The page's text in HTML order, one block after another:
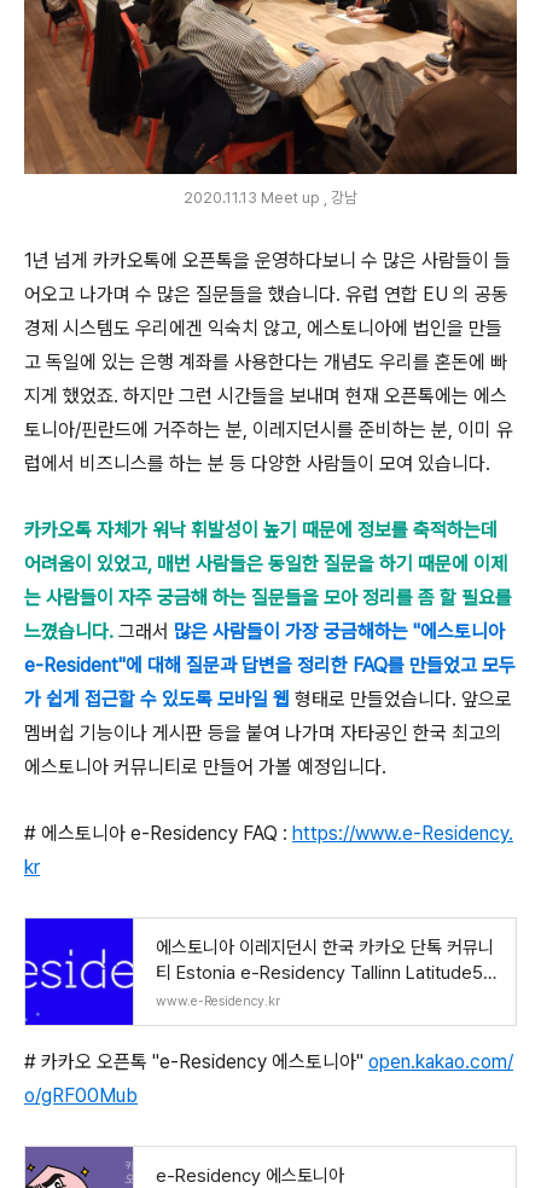
2020.11.13 Meet up , 강남
1년 넘게 카카오톡에 오픈톡을 운영하다보니 수 많은 사람들이 들
어오고 나가며 수 많은 질문들을 했습니다. 유럽 연합 EU 의 공동
경제 시스템도 우리에겐 익숙치 않고, 에스토니아에 법인을 만들
고 독일에 있는 은행 계좌를 사용한다는 개념도 우리를 혼돈에 빠
지게 했었죠. 하지만 그런 시간들을 보내며 현재 오픈톡에는 에스
토니아/핀란드에 거주하는 분, 이레지던시를 준비하는 분, 이미 유
럽에서 비즈니스를 하는 분 등 다양한 사람들이 모여 있습니다.
카카오톡 자체가 워낙 휘발성이 높기 때문에 정보를 축적하는데
어려움이 있었고, 매번 사람들은 동일한 질문을 하기 때문에 이제
는 사람들이 자주 궁금해 하는 질문들을 모아 정리를 좀 할 필요를
느꼈습니다. 그래서 많은 사람들이 가장 궁금해하는 "에스토니아
e-Resident"에 대해 질문과 답변을 정리한 FAQ를 만들었고 모두
가 쉽게 접근할 수 있도록 모바일 웹 형태로 만들었습니다. 앞으로
멤버쉽 기능이나 게시판 등을 붙여 나가며 자타공인 한국 최고의
에스토니아 커뮤니티로 만들어 가볼 예정입니다.
# 에스토니아 e-Residency FAQ : https://www.e-Residency.
kr
에스토니아 이레지던시 한국 카카오 단톡 커뮤니
티 Estonia e-Residency Tallinn Latitude59
EU 유럽 전자시
www.e-Residency.kr
# 카카오 오픈톡 "e-Residency 에스토니아" open.kakao.com/
o/gRF00Mub
e-Residency 에스토니아